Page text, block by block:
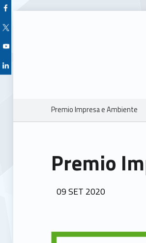
Facebook Unioncamere Veneto
Twitter Unioncamere Veneto
Youtube Unioncamere Veneto
Linkedin Unioncamere Veneto
Breadcrumbs navigation
Premio Impresa e Ambiente
Premio
POSTED ON:
09SET 2020